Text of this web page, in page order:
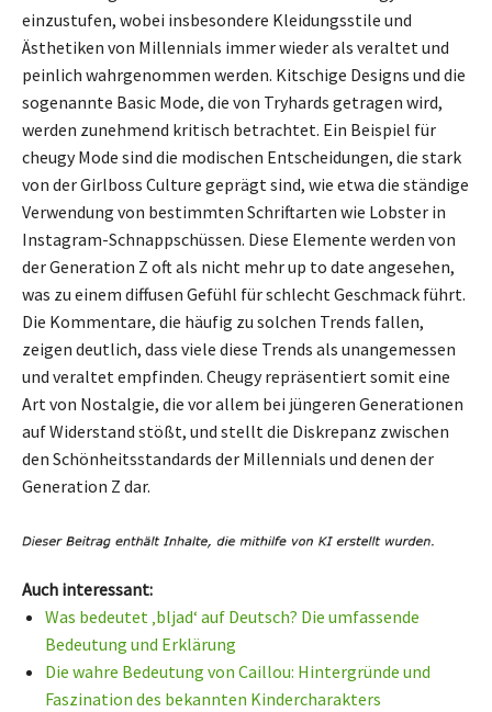
einzustufen, wobei insbesondere Kleidungsstile und
Ästhetiken von Millennials immer wieder als veraltet und
peinlich wahrgenommen werden. Kitschige Designs und die
sogenannte Basic Mode, die von Tryhards getragen wird,
werden zunehmend kritisch betrachtet. Ein Beispiel für
cheugy Mode sind die modischen Entscheidungen, die stark
von der Girlboss Culture geprägt sind, wie etwa die ständige
Verwendung von bestimmten Schriftarten wie Lobster in
Instagram-Schnappschüssen. Diese Elemente werden von
der Generation Z oft als nicht mehr up to date angesehen,
was zu einem diffusen Gefühl für schlecht Geschmack führt.
Die Kommentare, die häufig zu solchen Trends fallen,
zeigen deutlich, dass viele diese Trends als unangemessen
und veraltet empfinden. Cheugy repräsentiert somit eine
Art von Nostalgie, die vor allem bei jüngeren Generationen
auf Widerstand stößt, und stellt die Diskrepanz zwischen
den Schönheitsstandards der Millennials und denen der
Generation Z dar.
Auch interessant:
Was bedeutet ‚bljad‘ auf Deutsch? Die umfassende
Bedeutung und Erklärung
Die wahre Bedeutung von Caillou: Hintergründe und
Faszination des bekannten Kindercharakters